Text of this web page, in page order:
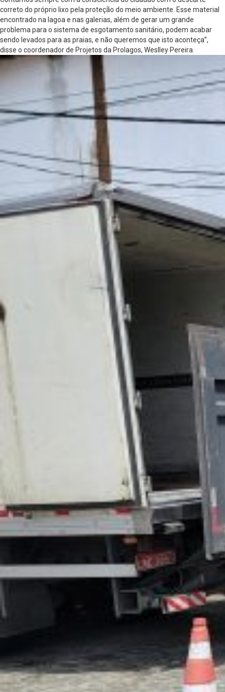
correto do próprio lixo pela proteção do meio ambiente. Esse material
encontrado na lagoa e nas galerias, além de gerar um grande
problema para o sistema de esgotamento sanitário, podem acabar
sendo levados para as praias, e não queremos que isto aconteça”,
disse o coordenador de Projetos da Prolagos, Weslley Pereira.